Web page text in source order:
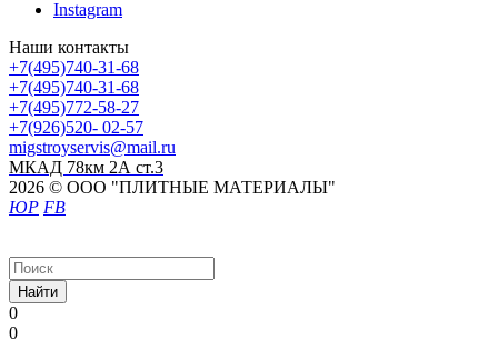
Instagram
Наши контакты
+7(495)740-31-68
+7(495)740-31-68
+7(495)772-58-27
+7(926)520- 02-57
migstroyservis@mail.ru
МКАД 78км 2А ст.3
2026 © ООО "ПЛИТНЫЕ МАТЕРИАЛЫ"
ЮР FB
Найти
0
0